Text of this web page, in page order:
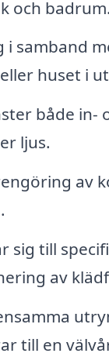
och badrum.
i samband
huset i
både
ljus.
av
sig till
av
till en